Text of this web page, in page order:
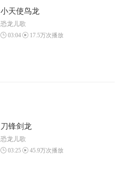
小天使鸟龙
恐龙儿歌
03:04 17.5万次播放
刀锋剑龙
恐龙儿歌
03:25 45.9万次播放